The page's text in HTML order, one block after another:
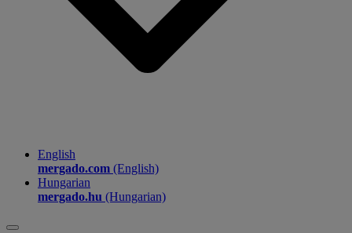
English
mergado.com (English)
Hungarian
mergado.hu (Hungarian)